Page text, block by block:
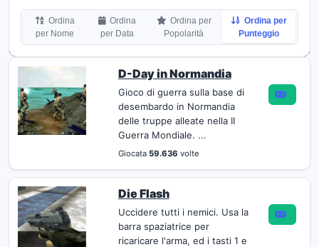
Ordina
per Nome
Ordina
per Data
Ordina per
Popolarità
Ordina per
Punteggio
D-Day in Normandia
Gioco di guerra sulla base di
desembardo in Normandia
delle truppe alleate nella II
Guerra Mondiale. ...
Giocata 59.636 volte
Die Flash
Uccidere tutti i nemici. Usa la
barra spaziatrice per
ricaricare l'arma, ed i tasti 1 e